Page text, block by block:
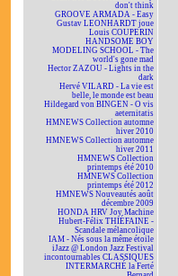
don't think
GROOVE ARMADA - Easy
Gustav LEONHARDT joue
Louis COUPERIN
HANDSOME BOY
MODELING SCHOOL - The
world's gone mad
Hector ZAZOU - Lights in the
dark
Hervé VILARD - La vie est
belle, le monde est beau
Hildegard von BINGEN - O vis
aeternitatis
HMNEWS Collection automne
hiver 2010
HMNEWS Collection automne
hiver 2011
HMNEWS Collection
printemps été 2010
HMNEWS Collection
printemps été 2012
HMNEWS Nouveautés août
décembre 2009
HONDA HRV Joy Machine
Hubert-Félix THIÉFAINE -
Scandale mélancolique
IAM - Nés sous la même étoile
iJazz @ London Jazz Festival
incontournables CLASSIQUES
INTERMARCHÉ la Ferté